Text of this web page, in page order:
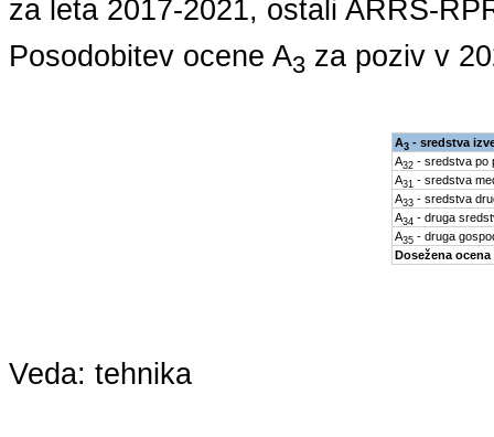
za leta 2017-2021, ostali ARRS-
Posodobitev ocene A3 za poziv v
A3- sredstva
A32- sredstva po
A31 - sredstva
A33- sredstva
A34 - druga
A35- druga
Dosežena ocena
Veda: tehnika